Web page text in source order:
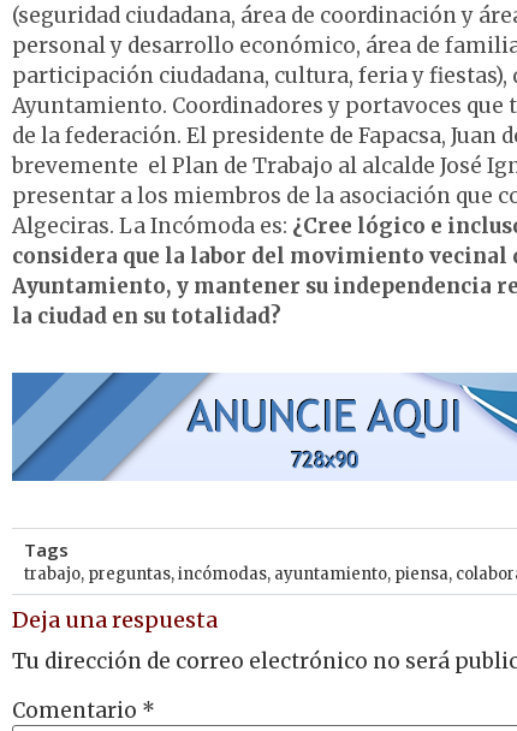
(seguridad ciudadana, área de coordinación y
personal y desarrollo económico, área de
participación ciudadana, cultura, feria y
Ayuntamiento. Coordinadores y portavoces
de la federación. El presidente de Fapacsa,
brevemente el Plan de Trabajo al alcalde José
presentar a los miembros de la asociación que
Algeciras. La Incómoda es: ¿Cree lógico e
considera que la labor del movimiento vecinal
Ayuntamiento, y mantener su independencia
la ciudad en su totalidad?
Tags
trabajo, preguntas,incómodas, ayuntamiento, piensa,
Deja una respuesta
Tu dirección de correo electrónico no será
Comentario *